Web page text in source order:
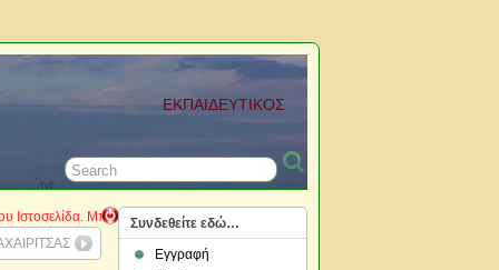
ΕΚΠΑΙΔΕΥΤΙΚΟΣ
Μπορείτε να κάνετε την εγγραφή σας ως μέλη, να γράφετε τα άρθρα σας
Συνδεθείτε εδώ…
Εγγραφή